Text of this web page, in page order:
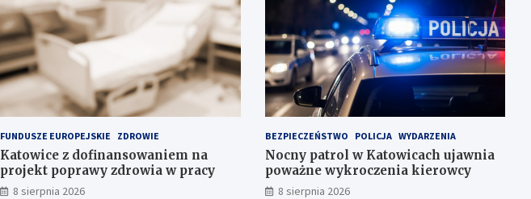
FUNDUSZE EUROPEJSKIE ZDROWIE
Katowice z dofinansowaniem na
projekt poprawy zdrowia w pracy
8 sierpnia 2026
BEZPIECZEŃSTWO POLICJA WYDARZENIA
Nocny patrol w Katowicach ujawnia
poważne wykroczenia kierowcy
8 sierpnia 2026